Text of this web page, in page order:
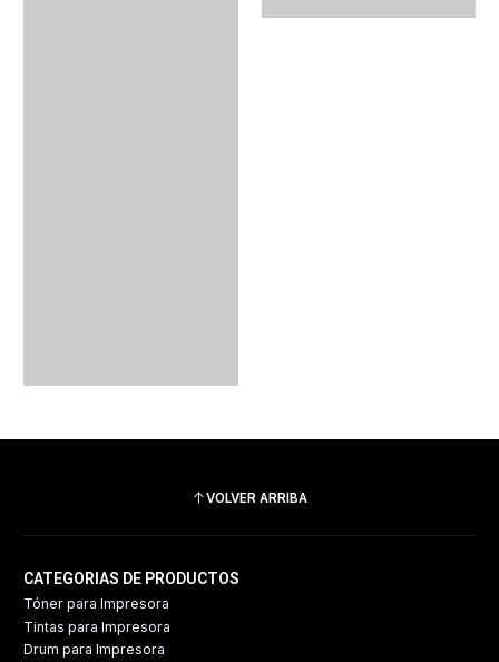
VOLVER ARRIBA
CATEGORIAS DE PRODUCTOS
Tóner para Impresora
Tintas para Impresora
Drum para Impresora